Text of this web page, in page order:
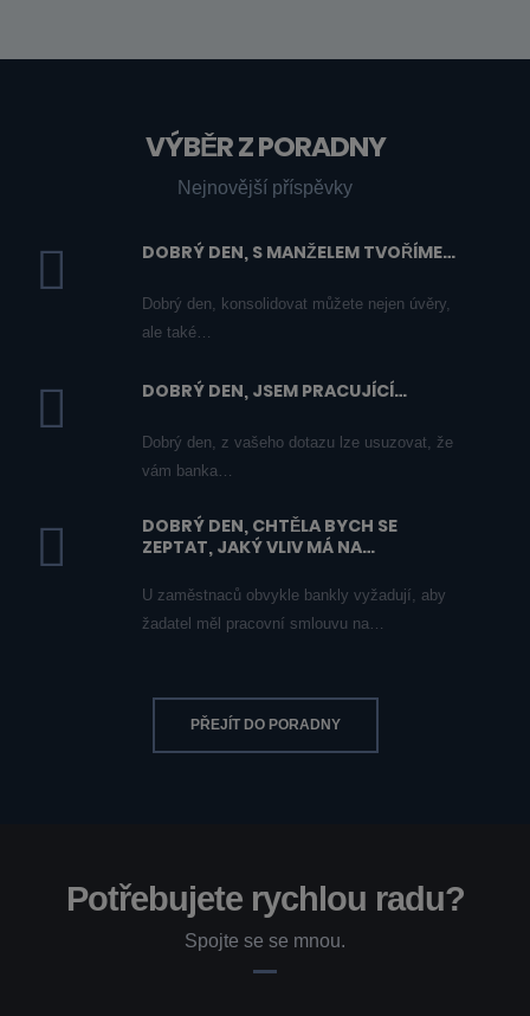
VÝBĚR Z PORADNY
Nejnovější příspěvky
DOBRÝ DEN, S MANŽELEM TVOŘÍME…
Dobrý den, konsolidovat můžete nejen úvěry,
ale také…
DOBRÝ DEN, JSEM PRACUJÍCÍ…
Dobrý den, z vašeho dotazu lze usuzovat, že
vám banka…
DOBRÝ DEN, CHTĚLA BYCH SE
ZEPTAT, JAKÝ VLIV MÁ NA…
U zaměstnaců obvykle bankly vyžadují, aby
žadatel měl pracovní smlouvu na…
PŘEJÍT DO PORADNY
Potřebujete rychlou radu?
Spojte se se mnou.